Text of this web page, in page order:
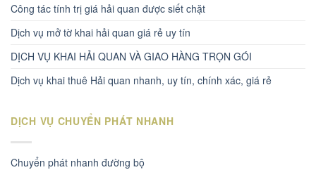
Công tác tính trị giá hải quan được siết chặt
Dịch vụ mở tờ khai hải quan giá rẻ uy tín
DỊCH VỤ KHAI HẢI QUAN VÀ GIAO HÀNG TRỌN GÓI
Dịch vụ khai thuê Hải quan nhanh, uy tín, chính xác, giá rẻ
DỊCH VỤ CHUYỂN PHÁT NHANH
Chuyển phát nhanh đường bộ